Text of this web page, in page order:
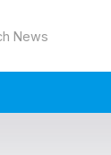
News